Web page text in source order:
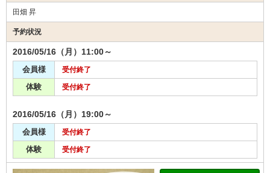
田畑 昇
予約状況
2016/05/16（月）11:00～
会員様 受付終了
体験 受付終了
2016/05/16（月）19:00～
会員様 受付終了
体験 受付終了